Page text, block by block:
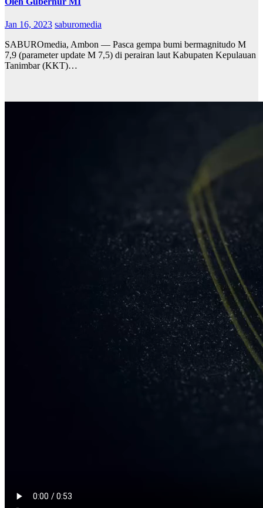
Jan 16, 2023 saburomedia
SABUROmedia, Ambon — Pasca gempa bumi bermagnitudo M
7,9 (parameter update M 7,5) di perairan laut Kabupaten Kepulauan
Tanimbar (KKT)…